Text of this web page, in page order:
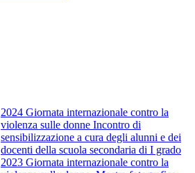
2024 Giornata internazionale contro la
violenza sulle donne Incontro di
sensibilizzazione a cura degli alunni e dei
docenti della scuola secondaria di I grado
2023 Giornata internazionale contro la